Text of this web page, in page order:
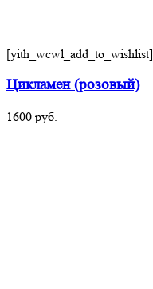
[yith_wcwl_add_to_wishlist]
Цикламен (розовый)
1600 руб.